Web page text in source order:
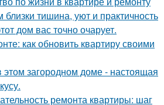
тишина, уют и практичность
дом вас точно очарует.
как обновить квартиру своими
этом загородном доме - настоящая
ремонта квартиры: шаг